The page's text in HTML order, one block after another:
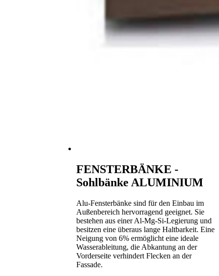
FENSTERBÄNKE -
Sohlbänke ALUMINIUM
Alu-Fensterbänke sind für den Einbau im
Außenbereich hervorragend geeignet. Sie
bestehen aus einer Al-Mg-Si-Legierung und
besitzen eine überaus lange Haltbarkeit. Eine
Neigung von 6% ermöglicht eine ideale
Wasserableitung, die Abkantung an der
Vorderseite verhindert Flecken an der
Fassade.